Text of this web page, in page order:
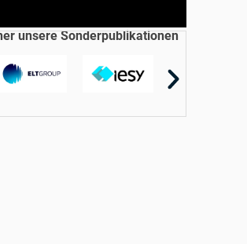
unsere Sonderpublikationen